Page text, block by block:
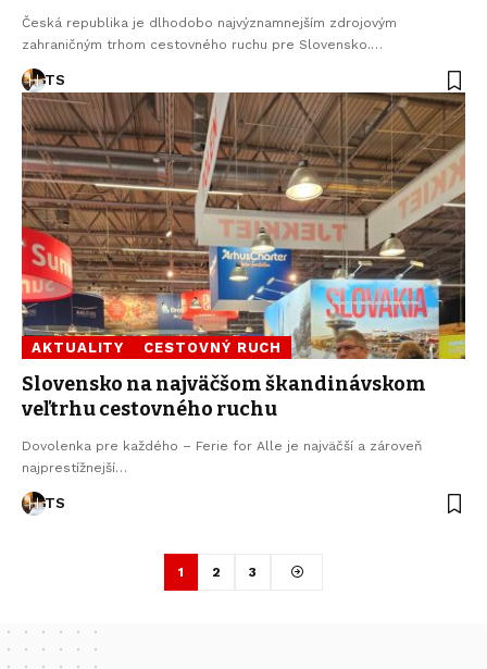
Česká republika je dlhodobo najvýznamnejším zdrojovým
zahraničným trhom cestovného ruchu pre Slovensko.…
TS
AKTUALITY CESTOVNÝ RUCH
Slovensko na najväčšom škandinávskom
veľtrhu cestovného ruchu
Dovolenka pre každého – Ferie for Alle je najväčší a zároveň
najprestížnejší…
TS
1 2 3